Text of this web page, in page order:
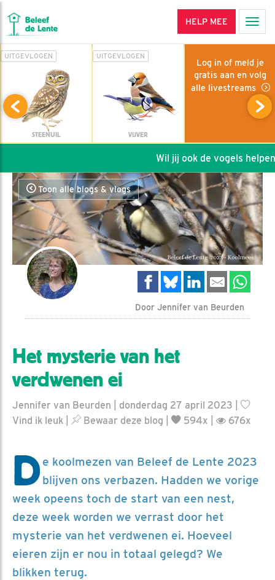
HELP MEE
UITGEVLOGEN
STEENUIL
UITGEVLOGEN
VIJVER
Log in of meld je
gratis aan en volg
alle livestreams
Wil jij ook de vogels
Toon alle blogs & vlogs
Door Jennifer van Beurden
Het mysterie van het
verdwenen ei
Jennifer van Beurden | donderdag 27 april 2023 |
Vind ik leuk
Bewaar deze blog 594x | 676x
De koolmezen van Beleef de Lente 2023
blijven ons verbazen. Hadden we vorige
week opeens toch de start van een nest,
deze week worden we verrast door het
mysterie van het verdwenen ei. Hoeveel
eieren zijn er nou in totaal gelegd? We
blikken terug.